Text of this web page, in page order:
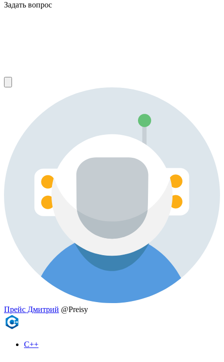
Задать вопрос
Прейс Дмитрий @Preisy
C++